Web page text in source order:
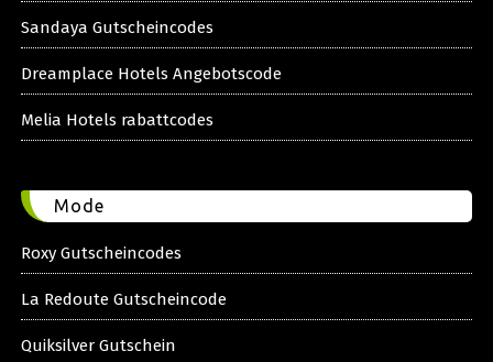
Sandaya Gutscheincodes
Dreamplace Hotels Angebotscode
Melia Hotels rabattcodes
Mode
Roxy Gutscheincodes
La Redoute Gutscheincode
Quiksilver Gutschein